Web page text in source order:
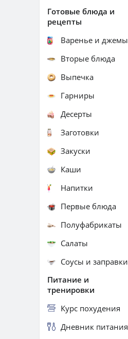
Готовые блюда и
рецепты
Варенье и джемы
Вторые блюда
Выпечка
Гарниры
Десерты
Заготовки
Закуски
Каши
Напитки
Первые блюда
Полуфабрикаты
Салаты
Соусы и заправки
Питание и
тренировки
Курс похудения
Дневник питания